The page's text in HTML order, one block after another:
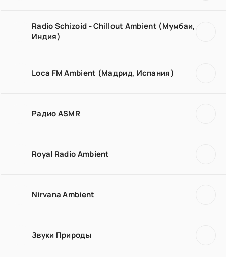
Radio Schizoid - Chillout Ambient (Мумбаи,
Индия)
Loca FM Ambient (Мадрид, Испания)
Радио ASMR
Royal Radio Ambient
Nirvana Ambient
Звуки Природы